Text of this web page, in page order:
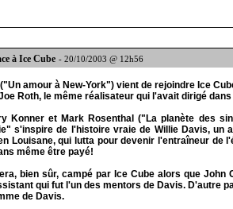
à Ice Cube - 20/10/2003 @ 12h56
amour à New-York") vient de rejoindre Ice
Roth, le même réalisateur qui l'avait dirigé
Konner et Mark Rosenthal ("La planète des
s'inspire de l'histoire vraie de Willie Davis, un
Louisane, qui lutta pour devenir l'entraîneur de
même être payé!
bien sûr, campé par Ice Cube alors que
qui fut l'un des mentors de Davis. D'autre
de Davis.